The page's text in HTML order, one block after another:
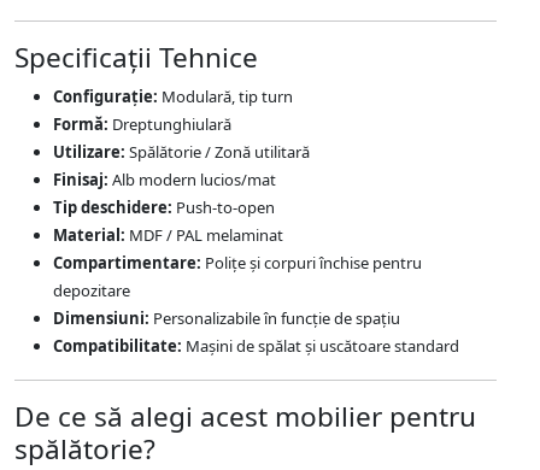
Specificații Tehnice
Configurație: Modulară, tip turn
Formă: Dreptunghiulară
Utilizare: Spălătorie / Zonă utilitară
Finisaj: Alb modern lucios/mat
Tip deschidere: Push-to-open
Material: MDF / PAL melaminat
Compartimentare: Polițe și corpuri închise pentru
depozitare
Dimensiuni: Personalizabile în funcție de spațiu
Compatibilitate: Mașini de spălat și uscătoare standard
De ce să alegi acest mobilier pentru
spălătorie?